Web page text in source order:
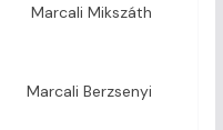
Mikszáth
Berzsenyi